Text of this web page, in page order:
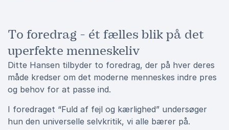
To foredrag - ét fælles blik på det
uperfekte menneskeliv
Ditte Hansen tilbyder to foredrag, der på hver deres
måde kredser om det moderne menneskes indre pres
og behov for at passe ind.
I foredraget “Fuld af fejl og kærlighed” undersøger
hun den universelle selvkritik, vi alle bærer på.